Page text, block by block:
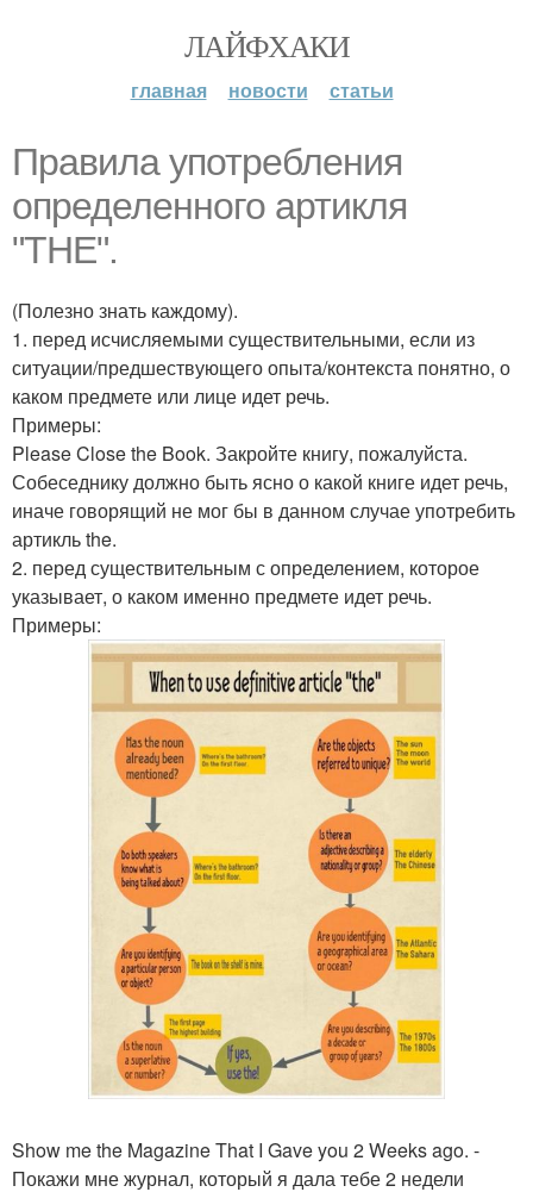
ЛАЙФХАКИ
главная новости статьи
Правила употребления
определенного артикля
"THE".
(Полезно знать каждому).
1. перед исчисляемыми существительными, если из
ситуации/предшествующего опыта/контекста понятно, о
каком предмете или лице идет речь.
Примеры:
Please Close the Book. Закройте книгу, пожалуйста.
Собеседнику должно быть ясно о какой книге идет речь,
иначе говорящий не мог бы в данном случае употребить
артикль the.
2. перед существительным с определением, которое
указывает, о каком именно предмете идет речь.
Примеры:
Show me the Magazine That I Gave you 2 Weeks ago. -
Покажи мне журнал, который я дала тебе 2 недели